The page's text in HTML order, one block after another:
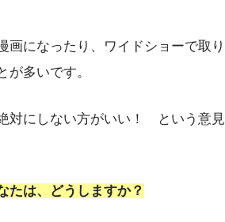
画になったり、ワイドショーで取り
多いです。
対にしない方がいい！ という意見
たは、どうしますか？